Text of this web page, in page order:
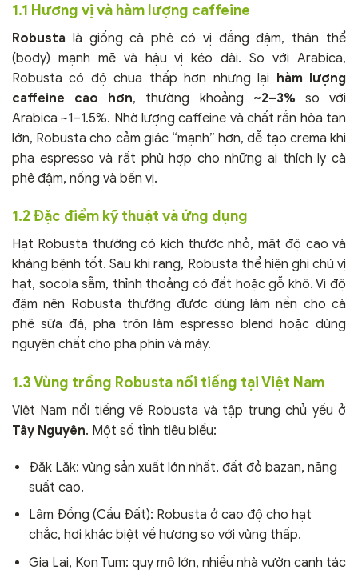
1.1 Hương vị và hàm lượng caffeine
Robusta là giống cà phê có vị đắng đậm, thân thể
(body) mạnh mẽ và hậu vị kéo dài. So với Arabica,
Robusta có độ chua thấp hơn nhưng lại hàm lượng
caffeine cao hơn, thường khoảng ~2–3% so với
Arabica ~1–1.5%. Nhờ lượng caffeine và chất rắn hòa tan
lớn, Robusta cho cảm giác “mạnh” hơn, dễ tạo crema khi
pha espresso và rất phù hợp cho những ai thích ly cà
phê đậm, nồng và bền vị.
1.2 Đặc điểm kỹ thuật và ứng dụng
Hạt Robusta thường có kích thước nhỏ, mật độ cao và
kháng bệnh tốt. Sau khi rang, Robusta thể hiện ghi chú vị
hạt, socola sẫm, thỉnh thoảng có đất hoặc gỗ khô. Vì độ
đậm nên Robusta thường được dùng làm nền cho cà
phê sữa đá, pha trộn làm espresso blend hoặc dùng
nguyên chất cho pha phin và máy.
1.3 Vùng trồng Robusta nổi tiếng tại Việt Nam
Việt Nam nổi tiếng về Robusta và tập trung chủ yếu ở
Tây Nguyên. Một số tỉnh tiêu biểu:
Đắk Lắk: vùng sản xuất lớn nhất, đất đỏ bazan, năng
suất cao.
Lâm Đồng (Cầu Đất): Robusta ở cao độ cho hạt
chắc, hơi khác biệt về hương so với vùng thấp.
Gia Lai, Kon Tum: quy mô lớn, nhiều nhà vườn canh tác